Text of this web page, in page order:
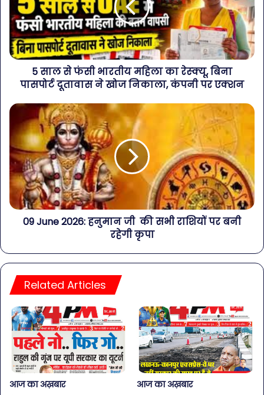
5 साल से फंसी भारतीय महिला का रेस्क्यू, बिना
पासपोर्ट दूतावास ने खोज निकाला, कंपनी पर एक्शन
09 June 2026: हनुमान जी की सभी राशियों पर बनी
रहेगी कृपा
Related Articles
आज का अख़बार आज का अख़बार